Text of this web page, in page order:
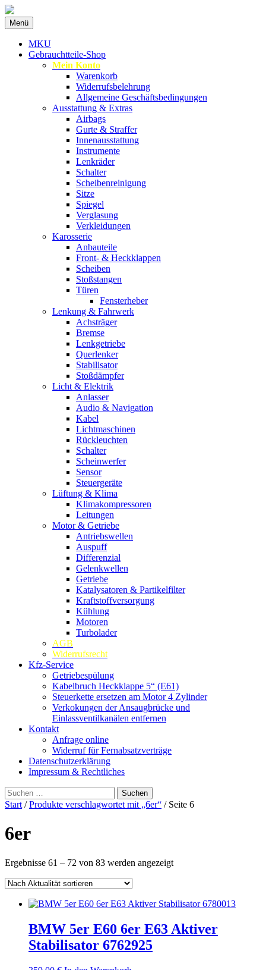
MKU Autoteile
Ersatzteile
Menü Zum
Inhalt
springen
MKU
Gebrauchtteile-Shop
Mein Konto
Warenkorb
Widerrufsbelehrung
Allgemeine Geschäftsbedingungen
Ausstattung & Extras
Airbags
Gurte & Straffer
Innenausstattung
Instrumente
Lenkräder
Schalter
Scheibenreinigung
Sitze
Spiegel
Verglasung
Verkleidungen
Karosserie
Anbauteile
Front- & Heckklappen
Scheiben
Stoßstangen
Türen
Fensterheber
Lenkung & Fahrwerk
Achsträger
Bremse
Lenkgetriebe
Querlenker
Stabilisator
Stoßdämpfer
Licht & Elektrik
Anlasser
Audio & Navigation
Kabel
Lichtmaschinen
Rückleuchten
Schalter
Scheinwerfer
Sensor
Steuergeräte
Lüftung & Klima
Klimakompressoren
Leitungen
Motor & Getriebe
Antriebswellen
Auspuff
Differenzial
Gelenkwellen
Getriebe
Katalysatoren & Partikelfilter
Kraftstoffversorgung
Kühlung
Motoren
Turbolader
AGB
Widerrufsrecht
Kfz-Service
Getriebespülung
Kabelbruch Heckklappe 5“ (E61)
Steuerkette ersetzen am Motor 4 Zylinder
Verkokungen der Ansaugbrücke und
Einlassventilkanälen entfernen
Kontakt
Anfrage online
Widerruf für Fernabsatzverträge
Datenschutzerklärung
Impressum & Rechtliches
Suchen
nach:
Start /Produkte verschlagwortet mit „6er“ / Seite 6
6er
Ergebnisse 61 – 72 von 83 werden angezeigtNach
BMW 5er E60 6er E63 Aktiver
Stabilisator 6762925